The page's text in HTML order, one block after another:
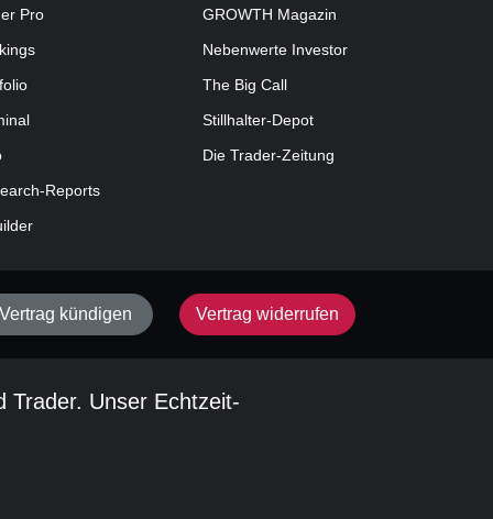
Pro
Reports
GROWTH Magazin
Nebenwerte Investor
The Big Call
Stillhalter-Depot
Die Trader-Zeitung
kündigen Vertrag widerrufen
Trader. Unser Echtzeit-